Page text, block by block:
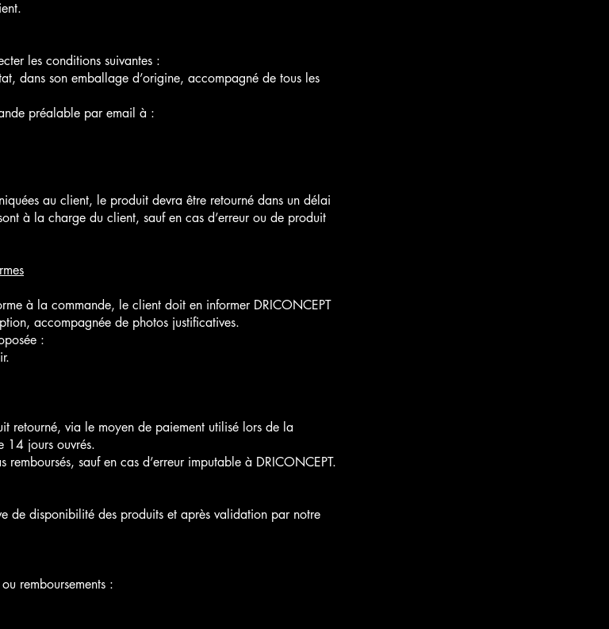
les conditions suivantes :
dans son emballage d’origine, accompagné de tous les
préalable par email à :
au client, le produit devra être retourné dans un délai
à la charge du client, sauf en cas d’erreur ou de produit
à la commande, le client doit en informer DRICONCEPT
accompagnée de photos justificatives.
:
retourné, via le moyen de paiement utilisé lors de la
14 jours ouvrés.
sauf en cas d’erreur imputable à DRICONCEPT.
de disponibilité des produits et après validation par notre
remboursements :